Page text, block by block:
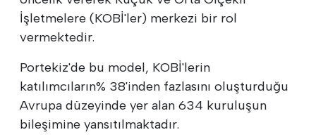
İşletmelere (KOBİ'ler) merkezi bir rol
vermektedir.
Portekiz'de bu model, KOBİ'lerin
katılımcıların% 38'inden fazlasını oluşturduğu
Avrupa düzeyinde yer alan 634 kuruluşun
bileşimine yansıtılmaktadır.